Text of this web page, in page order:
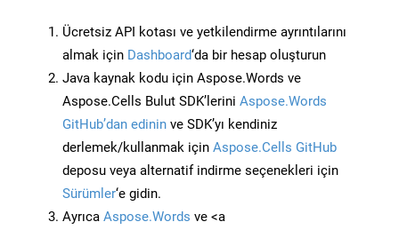
Ücretsiz API kotası ve yetkilendirme ayrıntılarını
almak için Dashboard‘da bir hesap oluşturun
Java kaynak kodu için Aspose.Words ve
Aspose.Cells Bulut SDK’lerini Aspose.Words
GitHub’dan edinin ve SDK’yı kendiniz
derlemek/kullanmak için Aspose.Cells GitHub
deposu veya alternatif indirme seçenekleri için
Sürümler‘e gidin.
Ayrıca Aspose.Words ve <a